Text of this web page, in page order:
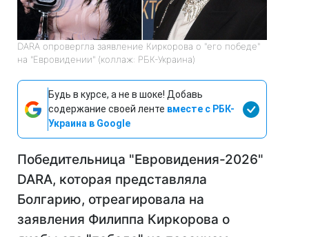
DARA опровергла заявление Киркорова о "его победе"
на "Евровидении" (коллаж: РБК-Украина)
Будь в курсе, а не в шоке! Добавь
содержание своей ленте вместе с РБК-
Украина в Google
Победительница "Евровидения-2026"
DARA, которая представляла
Болгарию, отреагировала на
заявления Филиппа Киркорова о